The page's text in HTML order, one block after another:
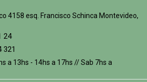
4158 esq. Francisco Schinca Montevideo,
24
321
a 13hs - 14hs a 17hs // Sab 7hs a